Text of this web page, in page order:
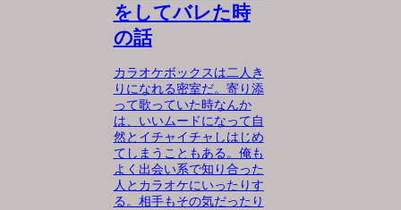
をしてバレた時
の話
カラオケボックスは二人き
りになれる密室だ。寄り添
って歌っていた時なんか
は、いいムードになって自
然とイチャイチャしはじめ
てしまうこともある。俺も
よく出会い系で知り合った
人とカラオケにいったりす
る。相手もその気だったり